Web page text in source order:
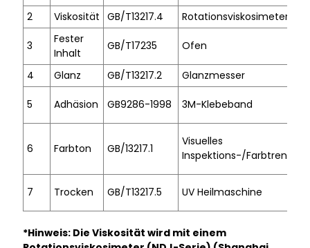
2 Viskosität GB/T13217.4 Rotationsviskosimeter
3
Fester
Inhalt
GB/T17235 Ofen
4 Glanz GB/T13217.2 Glanzmesser
5 Adhäsion GB9286-1998 3M-Klebeband
6 Farbton GB/13217.1
Visuelles
Inspektions-/
7 Trocken GB/T13217.5 UV Heilmaschine
*Hinweis: Die Viskosität wird mit einem